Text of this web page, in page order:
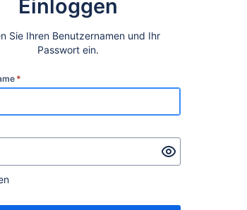
Einloggen
Sie Ihren Benutzernamen und Ihr
Passwort ein.
*